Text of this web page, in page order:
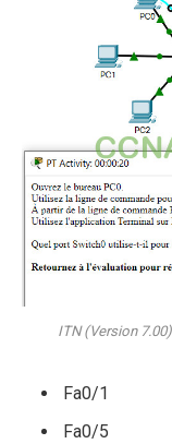
ITN (Version
Fa0/1
Fa0/5